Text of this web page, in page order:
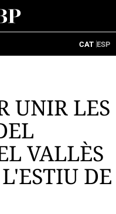
CAT ESP
UNIR LES
VALLÈS
DE